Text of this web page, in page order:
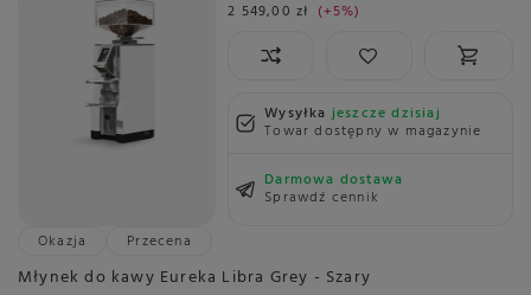
2 549,00 zł +5%
Wysyłkajeszcze dzisiaj
Towar dostępny w magazynie
Darmowa dostawa
Sprawdź cennik
Okazja
Przecena
Młynek do kawy Eureka Libra Grey - Szary